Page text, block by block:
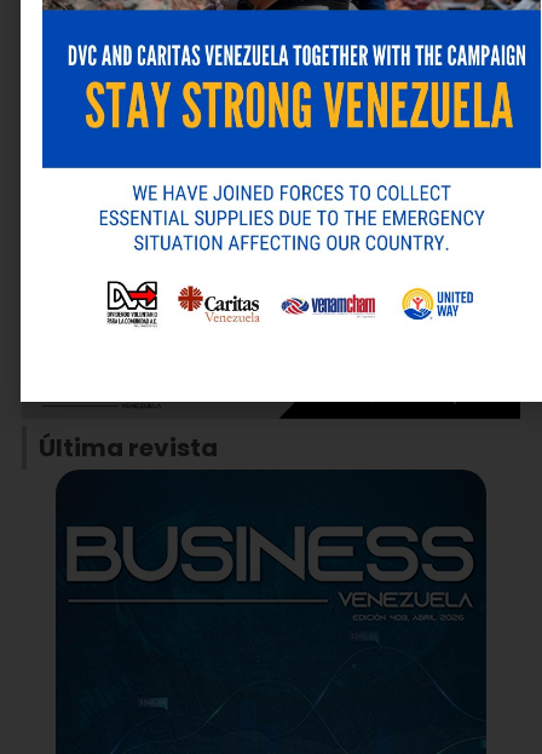
Correo electrónico*
Guarda mi nombre, correo electrónico y web en este
navegador para la próxima vez que comente.
Última revista